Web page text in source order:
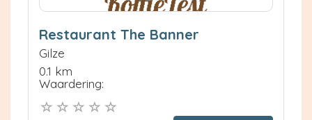
Restaurant The Banner
Gilze
0.1 km
Waardering: